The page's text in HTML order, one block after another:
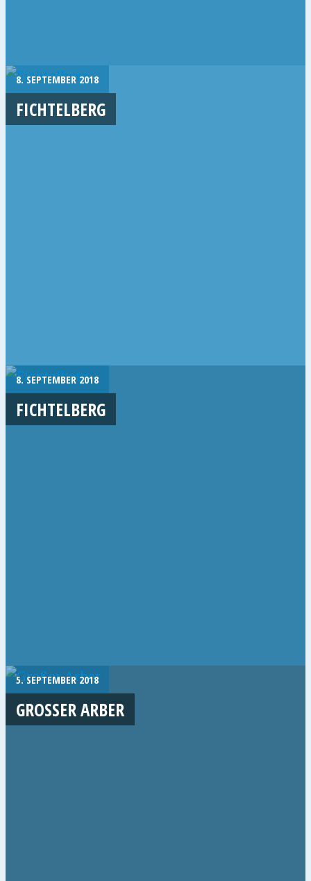
8. SEPTEMBER 2018
FICHTELBERG
8. SEPTEMBER 2018
FICHTELBERG
5. SEPTEMBER 2018
GROSSER ARBER